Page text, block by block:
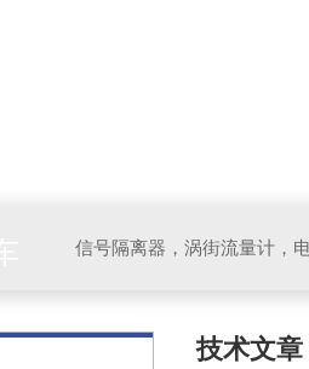
信号隔离器，涡街流量计，
技术文章